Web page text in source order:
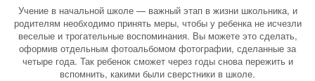
Учение в начальной школе — важный этап в жизни школьника, и
родителям необходимо принять меры, чтобы у ребенка не исчезли
веселые и трогательные воспоминания. Вы можете это сделать,
оформив отдельным фотоальбомом фотографии, сделанные за
четыре года. Так ребенок сможет через годы снова пережить и
вспомнить, какими были сверстники в школе.